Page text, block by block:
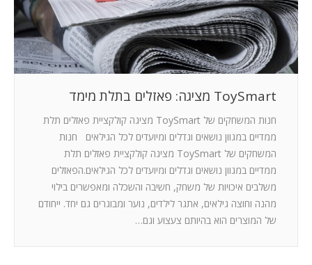
צור קשר
ToySmart מציגה: פאזלים בתלת מימד
חנות המשחקים של ToySmart מציגה קולקציית פאזלים תלת
ממדיים במגוון נושאים וגדלים ומיועדים לכל הגילאים חנות
המשחקים של ToySmart מציגה קולקציית פאזלים תלת
ממדיים במגוון נושאים וגדלים ומיועדים לכל הגילאים.הפאזלים
משלבים איכויות של משחק, חשיבה והשכלה ומאפשרים בילוי
מהנה וחוצה גילאים, אתגר לילדים, נוער ומבוגרים גם יחד. ייחודם
של המוצרים הוא בהיותם צעצוע וגם…